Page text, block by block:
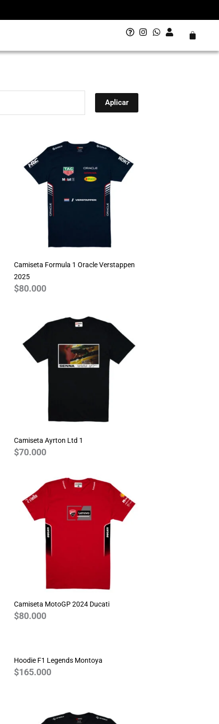
Carrito
Aplicar
Camiseta Formula 1 Oracle Verstappen
2025
$80.000
Camiseta Ayrton Ltd 1
$70.000
Camiseta MotoGP 2024 Ducati
$80.000
Hoodie F1 Legends Montoya
$165.000